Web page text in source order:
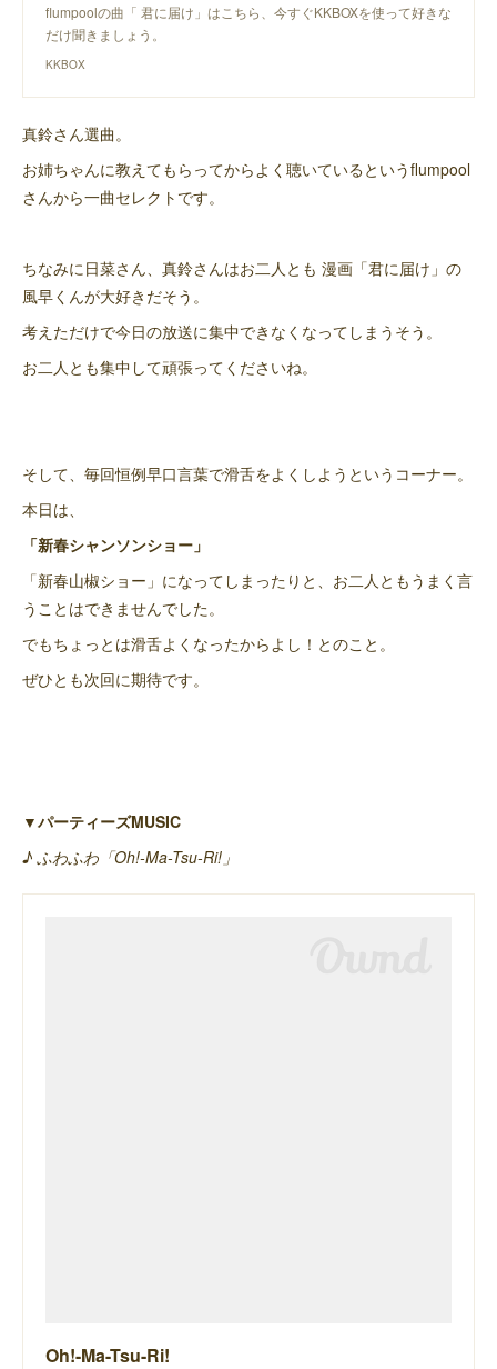
flumpoolの曲「 君に届け」はこちら、今すぐKKBOXを使って好きな
だけ聞きましょう。
KKBOX
真鈴さん選曲。
お姉ちゃんに教えてもらってからよく聴いているというflumpool
さんから一曲セレクトです。
ちなみに日菜さん、真鈴さんはお二人とも 漫画「君に届け」の
風早くんが大好きだそう。
考えただけで今日の放送に集中できなくなってしまうそう。
お二人とも集中して頑張ってくださいね。
そして、毎回恒例早口言葉で滑舌をよくしようというコーナー。
本日は、
「新春シャンソンショー」
「新春山椒ショー」になってしまったりと、お二人ともうまく言
うことはできませんでした。
でもちょっとは滑舌よくなったからよし！とのこと。
ぜひとも次回に期待です。
▼パーティーズMUSIC
♪ ふわふわ「Oh!-Ma-Tsu-Ri!」
Oh!-Ma-Tsu-Ri!